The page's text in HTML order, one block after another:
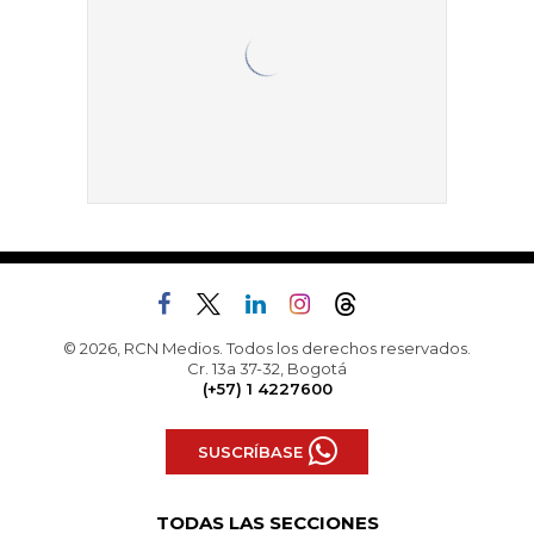
© 2026, RCN Medios. Todos los derechos reservados.
Cr. 13a 37-32, Bogotá
(+57) 1 4227600
SUSCRÍBASE
TODAS LAS SECCIONES